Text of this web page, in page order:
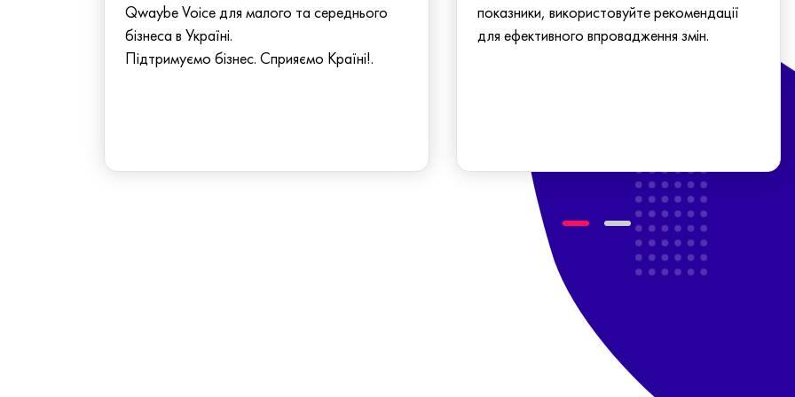
Qwaybe Voice для малого та середнього
бізнеса в Україні.
Підтримуємо бізнес. Сприяємо Країні!.
показники, використовуйте рекомендації
для ефективного впровадження змін.